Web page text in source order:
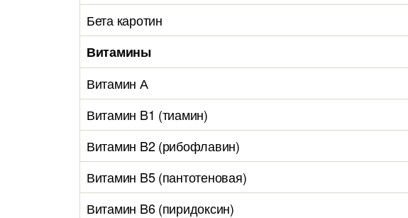
Бета каротин
Витамины
Витамин А
Витамин B1 (тиамин)
Витамин B2 (рибофлавин)
Витамин B5 (пантотеновая)
Витамин B6 (пиридоксин)